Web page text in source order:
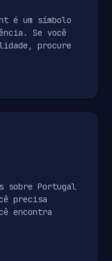
é um símbolo
Se você
procure
sobre Portugal
precisa
encontra